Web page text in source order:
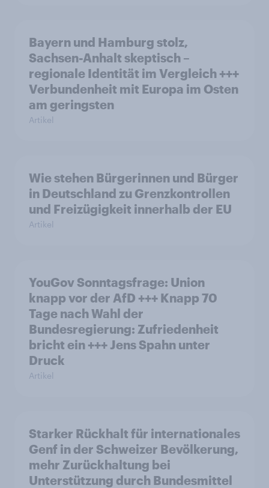
Bayern und Hamburg stolz,
Sachsen-Anhalt skeptisch –
regionale Identität im Vergleich +++
Verbundenheit mit Europa im Osten
am geringsten
Artikel
Wie stehen Bürgerinnen und Bürger
in Deutschland zu Grenzkontrollen
und Freizügigkeit innerhalb der EU
Artikel
YouGov Sonntagsfrage: Union
knapp vor der AfD +++ Knapp 70
Tage nach Wahl der
Bundesregierung: Zufriedenheit
bricht ein +++ Jens Spahn unter
Druck
Artikel
Starker Rückhalt für internationales
Genf in der Schweizer Bevölkerung,
mehr Zurückhaltung bei
Unterstützung durch Bundesmittel